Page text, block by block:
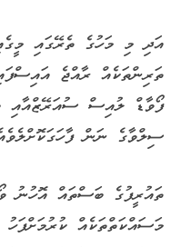
އަދި މި މަހުގެ ތެރޭގައި
ތަރިންތަކެއް ރާއްޖެ
ފޯވާޑް ލުއިސް ސުއަރޭޒްއާއި
ސިލްވާގެ ނަން
ތައުރީފުގެ ބަސްތައް އޮހުނު
މަސައްކަތްތަކެއް ކުރުމަށްފަހު